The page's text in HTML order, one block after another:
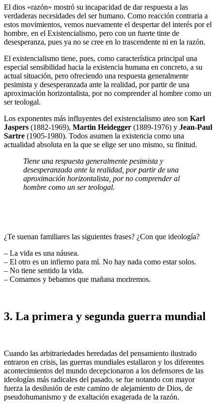
El dios «razón» mostró su incapacidad de dar respuesta a las
verdaderas necesidades del ser humano. Como reacción contraria a
estos movimientos, vemos nuevamente el despertar del interés por el
hombre, en el Existencia­lismo, pero con un fuerte tinte de
desesperanza, pues ya no se cree en lo trascendente ni en la razón.
El existencialismo tiene, pues, como carac­terística principal una
especial sensibilidad hacia la existencia humana en concreto, a su
actual situación, pero ofreciendo una res­puesta generalmente
pesimista y desespe­ranzada ante la realidad, por partir de una
aproximación horizontalista, por no com­prender al hombre como un
ser teologal.
Los exponentes más influyentes del existen­cialismo ateo son Karl
Jaspers (1882-1969), Martin Heidegger (1889-1976) y Jean-Paul
Sartre (1905-1980). Todos asumen la exis­tencia como una
actualidad absoluta en la que se elige ser uno mismo, su finitud.
Tiene una respuesta generalmente pesimista y
desesperanzada ante la realidad, por partir de una
aproximación horizontalista, por no comprender al
hombre como un ser teologal.
¿Te suenan familiares las siguientes frases? ¿Con que ideología?
– La vida es una náusea.
– El otro es un infierno para mí. No hay nada como estar solos.
– No tiene sentido la vida.
– Comamos y bebamos que mañana moriremos.
3. La primera y segunda guerra mundial
Cuando las arbitrariedades heredadas del pensamiento ilustrado
entraron en crisis, las guerras mundiales estallaron y los diferentes
acontecimientos del mundo decepcionaron a los defensores de las
ideologías más radicales del pasado, se fue notando con mayor
fuerza la desilusión de este camino de alejamiento de Dios, de
pseudohumanismo y de exaltación exagerada de la razón.